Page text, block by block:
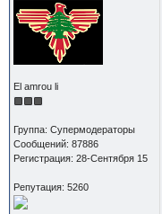
El amrou li
Группа: Супермодераторы
Сообщений: 87886
Регистрация: 28-Сентября 15
Репутация: 5260